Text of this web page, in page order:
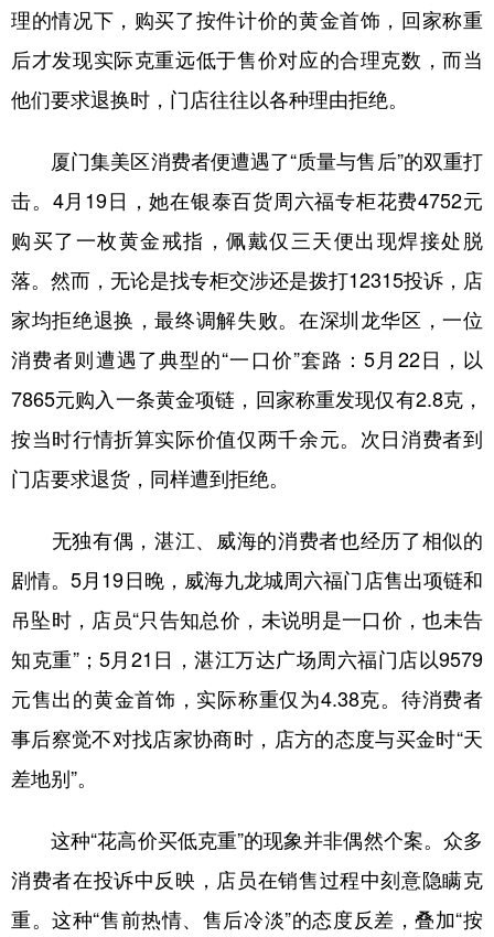
理的情况下，购买了按件计价的黄金首饰，回家称重
后才发现实际克重远低于售价对应的合理克数，而当
他们要求退换时，门店往往以各种理由拒绝。
厦门集美区消费者便遭遇了“质量与售后”的双重打
击。4月19日，她在银泰百货周六福专柜花费4752元
购买了一枚黄金戒指，佩戴仅三天便出现焊接处脱
落。然而，无论是找专柜交涉还是拨打12315投诉，店
家均拒绝退换，最终调解失败。在深圳龙华区，一位
消费者则遭遇了典型的“一口价”套路：5月22日，以
7865元购入一条黄金项链，回家称重发现仅有2.8克，
按当时行情折算实际价值仅两千余元。次日消费者到
门店要求退货，同样遭到拒绝。
无独有偶，湛江、威海的消费者也经历了相似的
剧情。5月19日晚，威海九龙城周六福门店售出项链和
吊坠时，店员“只告知总价，未说明是一口价，也未告
知克重”；5月21日，湛江万达广场周六福门店以9579
元售出的黄金首饰，实际称重仅为4.38克。待消费者
事后察觉不对找店家协商时，店方的态度与买金时“天
差地别”。
这种“花高价买低克重”的现象并非偶然个案。众多
消费者在投诉中反映，店员在销售过程中刻意隐瞒克
重。这种“售前热情、售后冷淡”的态度反差，叠加“按